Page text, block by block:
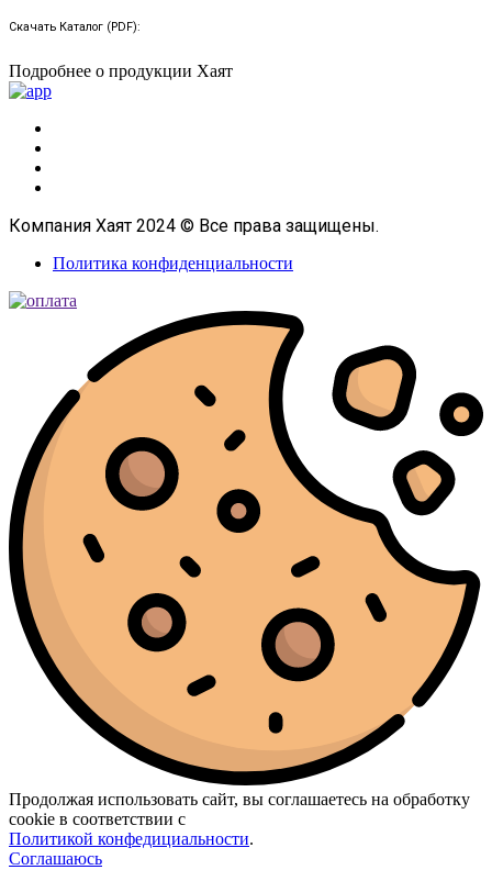
Скачать Каталог (PDF):
Подробнее о продукции Хаят
Компания Хаят 2024 © Все права защищены.
Политика конфиденциальности
Продолжая использовать сайт, вы соглашаетесь на обработку
cookie в соответствии с
Политикой конфедициальности.
Соглашаюсь